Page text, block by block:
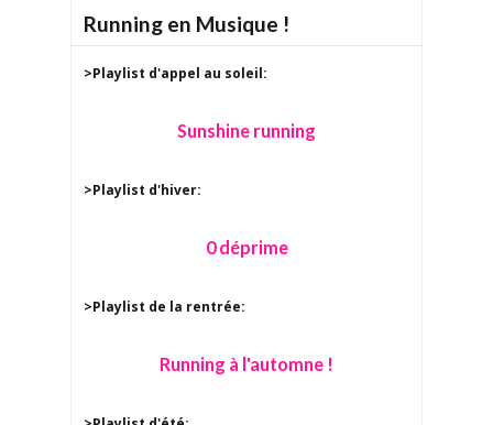
Running en Musique !
>Playlist d'appel au soleil:
Sunshine running
>Playlist d'hiver:
0 déprime
>Playlist de la rentrée:
Running à l'automne !